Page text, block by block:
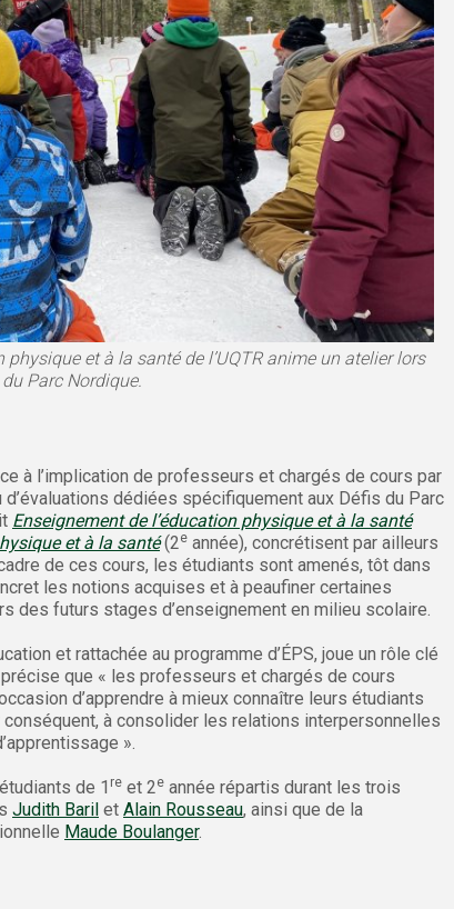
et à la santé de l’UQTR anime un atelier lors
Parc Nordique.
à l’implication de professeurs et chargés de cours par
dédiées spécifiquement aux Défis du Parc
Enseignement de l’éducation physique et à la santé
et à la santé(2e année), concrétisent par ailleurs
de ces cours, les étudiants sont amenés, tôt dans
les notions acquises et à peaufiner certaines
futurs stages d’enseignement en milieu scolaire.
et rattachée au programme d’ÉPS, joue un rôle clé
que « les professeurs et chargés de cours
d’apprendre à mieux connaître leurs étudiants
à consolider les relations interpersonnelles
».
de 1 re et 2e année répartis durant les trois
Judith Baril et Alain Rousseau, ainsi que de la
Maude Boulanger.